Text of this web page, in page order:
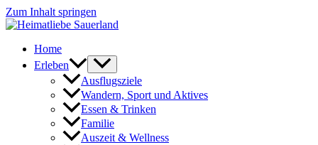
Zum Inhalt springen
Home
Erleben
Ausflugsziele
Wandern, Sport und Aktives
Essen & Trinken
Familie
Auszeit & Wellness